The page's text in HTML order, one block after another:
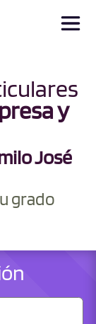
y
José
grado